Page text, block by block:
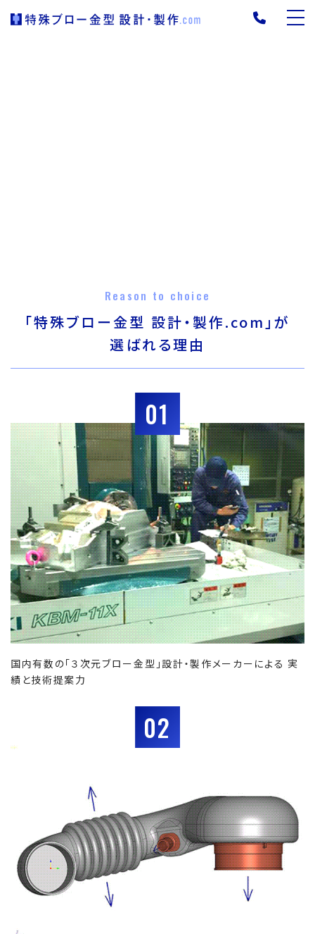
Reason to choice
「特殊ブロー金型 設計・製作.com」が
選ばれる理由
01
国内有数の「３次元ブロー金型」設計・製作メーカーによる 実
績と技術提案力
02